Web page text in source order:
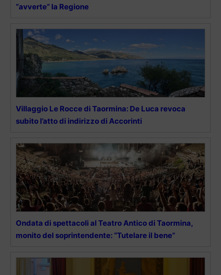
“avverte” la Regione
Villaggio Le Rocce di Taormina: De Luca revoca
subito l’atto di indirizzo di Accorinti
Ondata di spettacoli al Teatro Antico di Taormina,
monito del soprintendente: “Tutelare il bene”